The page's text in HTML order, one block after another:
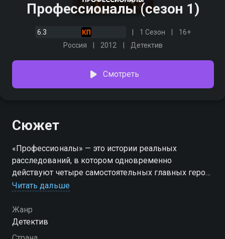
Профессионалы (сезон 1)
6.3 1 Сезон
16+
Россия
2012 Детектив
Смотреть
Сюжет
«Профессионалы» — это истории реальных
расследований, в котором одновременно
действуют четыре самостоятельных главных героя:
частный детектив, следователь прокуратуры,
Героям предстоит раскрывать самые разные
преступления, начиная от мелкой аферы и
заканчивая жестоким убийством. Главное, чтобы в
Читать дальше
Жанр
Детектив